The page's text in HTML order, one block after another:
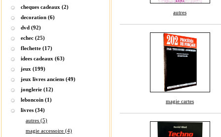
cheques cadeaux (2)
decoration (6)
dvd (92)
echec (25)
flechette (17)
idees cadeaux (63)
jeux (199)
jeux livres anciens (49)
jonglerie (12)
leboncoin (1)
livres (34)
autres (5)
magie accessoire (4)
autres
magie cartes